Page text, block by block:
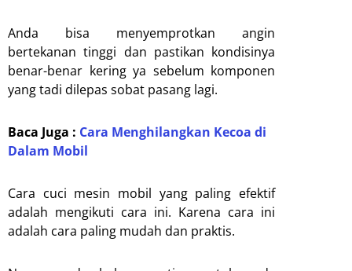
Anda bisa menyemprotkan angin
bertekanan tinggi dan pastikan kondisinya
benar-benar kering ya sebelum komponen
yang tadi dilepas sobat pasang lagi.
Baca Juga : Cara Menghilangkan Kecoa di
Dalam Mobil
Cara cuci mesin mobil yang paling efektif
adalah mengikuti cara ini. Karena cara ini
adalah cara paling mudah dan praktis.